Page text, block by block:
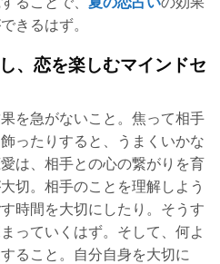
きるはず。
、恋を楽しむマインドセ
を急がないこと。焦って相手
ったりすると、うまくいかな
は、相手との心の繋がりを育
切。相手のことを理解しよう
時間を大切にしたり。そうす
っていくはず。そして、何よ
ること。自分自身を大切に